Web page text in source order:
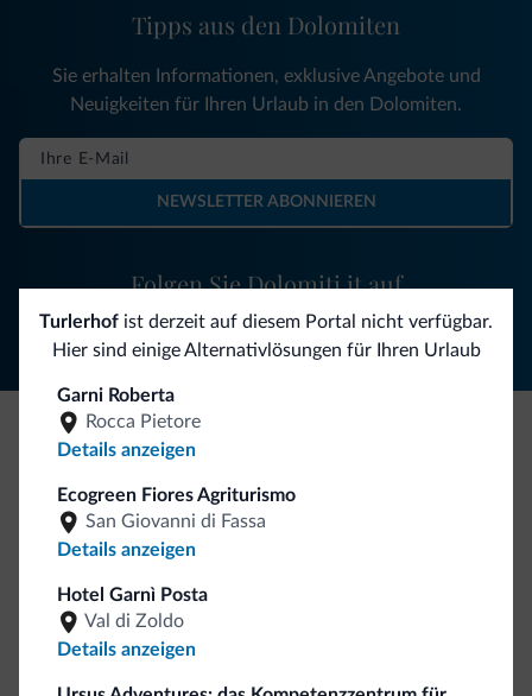
Turlerhof ist derzeit auf diesem Portal nicht verfügbar.
Hier sind einige Alternativlösungen für Ihren Urlaub
Garni Roberta
Rocca Pietore
Details anzeigen
Ecogreen Fiores Agriturismo
San Giovanni di Fassa
Details anzeigen
Hotel Garnì Posta
Val di Zoldo
Details anzeigen
Folgen Sie Dolomiti.it auf
Tipps aus den Dolomiten
Sie erhalten Informationen, exklusive Angebote und
Neuigkeiten für Ihren Urlaub in den Dolomiten.
NEWSLETTER ABONNIEREN
Seien Sie originell, entdecken Sie die neue
Kollektion
So viele von Ihnen haben uns gefragt. Die neue Kollektion
von Dolomiti.it ist da!